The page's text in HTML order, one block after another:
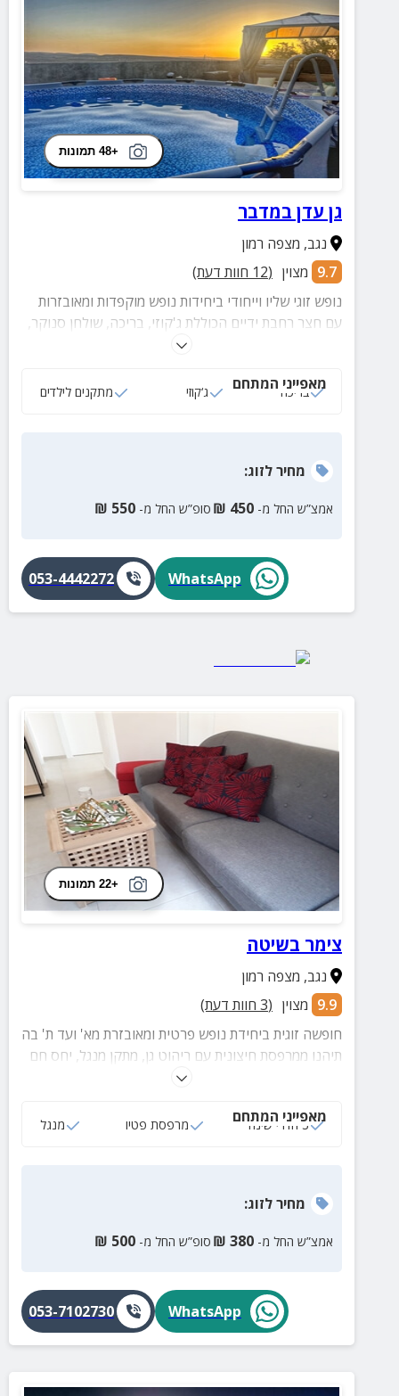
+48 תמונות
גן עדן במדבר
נגב, מצפה רמון
9.7 מצוין (
12 חוות דעת)
נופש זוגי שליו וייחודי ביחידות נופש מוקפדות ומאובזרות
עם חצר רחבת ידיים הכוללת ג'קוזי, בריכה, שולחן סנוקר,
פינות ישיבה מוצלות, מנגל ועוד.
מאפייני המתחם
בריכה ג‘קוזי מתקנים לילדים
מחירלזוג:
אמצ”ש החל מ- 450
₪ סופ”ש החל מ- 550
₪
WhatsApp
053-4442272
+22 תמונות
צימר בשיטה
נגב, מצפה רמון
9.9 מצוין (
3 חוות דעת)
חופשה זוגית ביחידת נופש פרטית ומאובזרת מא' ועד ת' בה
תיהנו ממרפסת חיצונית עם ריהוט גן, מתקן מנגל, יחס חם
מהמארחים ואפילו - אפשרות לטיפול זוגי שישדרג לכם את
מאפייני המתחם
3 חדרי שינה מרפסת פטיו מנגל
מחירלזוג:
אמצ”ש החל מ- 380
₪ סופ”ש החל מ- 500
₪
WhatsApp
053-7102730